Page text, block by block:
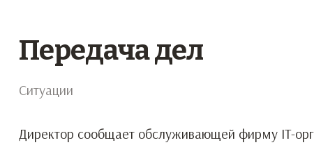
Передача дел
Ситуации
Директор сообщает обслуживающей фирму IT-